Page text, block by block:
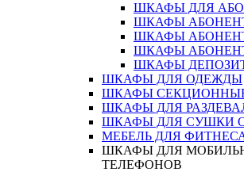
ШКАФЫ ДЛЯ
ШКАФЫ
ШКАФЫ
ШКАФЫ
ШКАФЫ
ШКАФЫ ДЛЯ ОДЕЖДЫ
ШКАФЫ
ШКАФЫ ДЛЯ
ШКАФЫ ДЛЯ СУШКИ
МЕБЕЛЬ ДЛЯ
ШКАФЫ ДЛЯ
ТЕЛЕФОНОВ